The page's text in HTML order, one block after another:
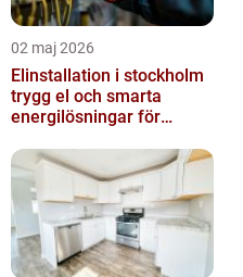
02 maj 2026
Elinstallation i stockholm
trygg el och smarta
energilösningar för